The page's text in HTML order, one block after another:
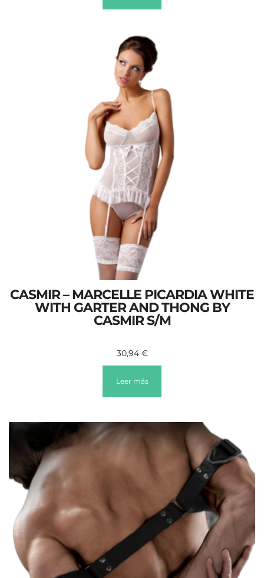
CASMIR – MARCELLE PICARDIA WHITE
WITH GARTER AND THONG BY
CASMIR S/M
30,94 €
Leer más